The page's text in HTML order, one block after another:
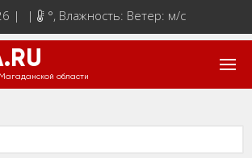
| | °, Влажность: Ветер: м/с
области